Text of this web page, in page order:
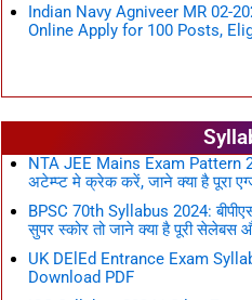
Indian Navy Agniveer MR 02-
Online Apply for 100 Posts,
NTA JEE Mains Exam Pattern
अटेम्प्ट मे क्रेक करें, जाने क्या है पूरा
BPSC 70th Syllabus 2024:
सुपर स्कोर तो जाने क्या है पूरी सेलेबस
UK DElEd Entrance Exam
Download PDF